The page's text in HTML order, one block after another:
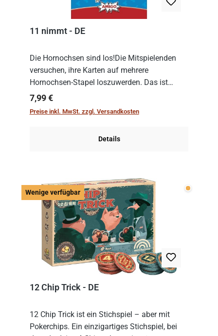
11 nimmt - DE
Die Hornochsen sind los!Die Mitspielenden
versuchen, ihre Karten auf mehrere
Hornochsen-Stapel loszuwerden. Das ist
kniffliger als gedacht, denn die Differenz
zwischen ausgespielter Karte und der
Regulärer Preis:
7,99 €
Preise inkl. MwSt. zzgl. Versandkosten
Details
Wenige verfügbar Wenige
12 Chip Trick - DE
12 Chip Trick ist ein Stichspiel – aber mit
Pokerchips. Ein einzigartiges Stichspiel, bei